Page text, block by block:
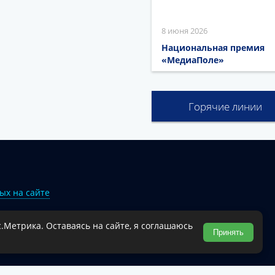
8 июня 2026
Национальная премия
«МедиаПоле»
Горячие линии
на сайте
муниципального округа.
Оставаясь на сайте, я соглашаюсь
Принять